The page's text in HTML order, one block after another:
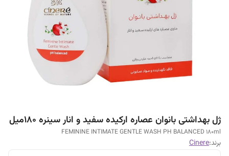
ژل بهداشتی بانوان عصاره ارکیده سفید و انار سینره 180میل
FEMININE INTIMATE GENTLE WASH PH BALANCED 180ml
برند:Cinere